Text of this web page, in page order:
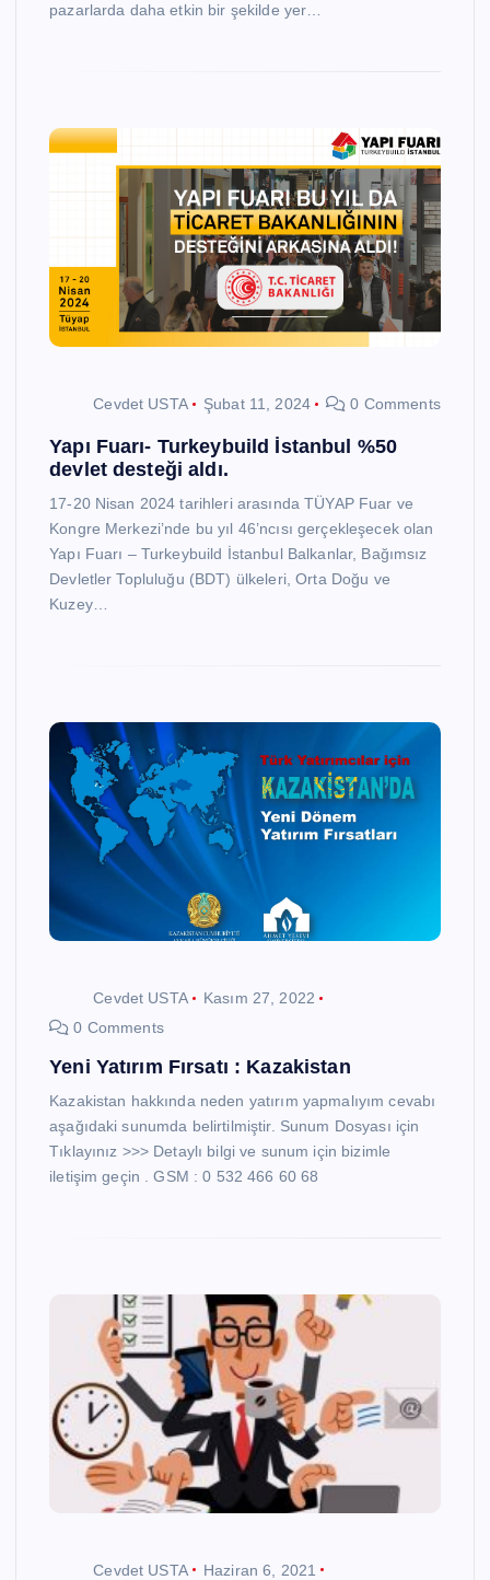
pazarlarda daha etkin bir şekilde yer…
Cevdet USTA Şubat 11, 2024 0 Comments
Yapı Fuarı- Turkeybuild İstanbul %50
devlet desteği aldı.
17-20 Nisan 2024 tarihleri arasında TÜYAP Fuar ve
Kongre Merkezi’nde bu yıl 46’ncısı gerçekleşecek olan
Yapı Fuarı – Turkeybuild İstanbul Balkanlar, Bağımsız
Devletler Topluluğu (BDT) ülkeleri, Orta Doğu ve
Kuzey…
Cevdet USTA
Kasım 27, 2022
0 Comments
Yeni Yatırım Fırsatı : Kazakistan
Kazakistan hakkında neden yatırım yapmalıyım cevabı
aşağıdaki sunumda belirtilmiştir. Sunum Dosyası için
Tıklayınız >>> Detaylı bilgi ve sunum için bizimle
iletişim geçin . GSM : 0 532 466 60 68
Cevdet USTA
Haziran 6, 2021